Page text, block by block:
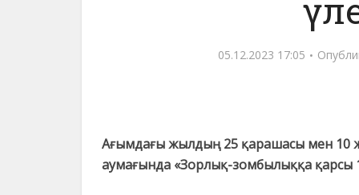
05.12.2023 17:05
Ағымдағы жылдың 25 қарашасы мен 10
аумағында «Зорлық-зомбылыққа қарсы